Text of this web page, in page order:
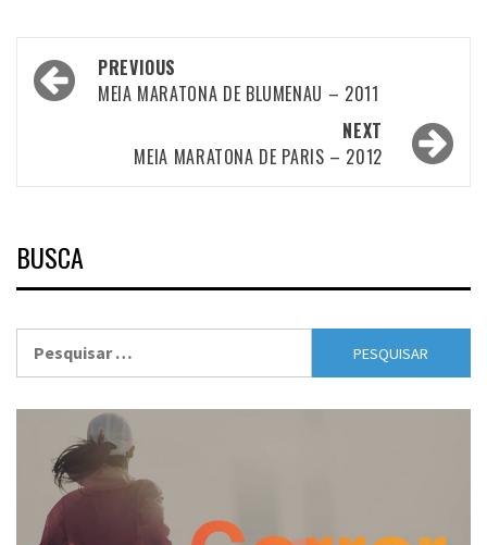
Post
navigation
PREVIOUS
MEIA MARATONA DE BLUMENAU – 2011
NEXT
MEIA MARATONA DE PARIS – 2012
BUSCA